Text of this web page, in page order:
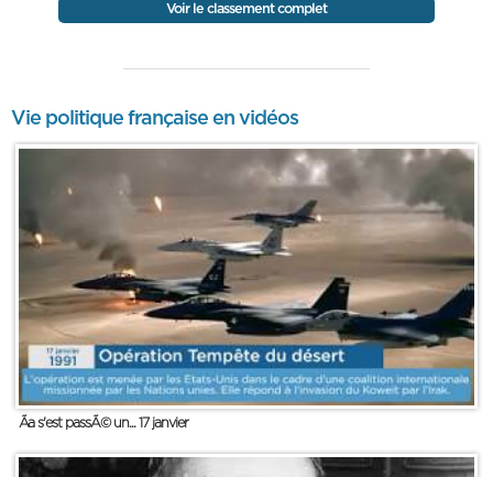
Voir le classement complet
Vie politique française en vidéos
Ãa s'est passÃ© un... 17 janvier